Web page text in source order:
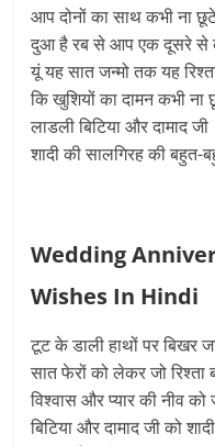
आप दोनों का साथ कभी ना
दुआ है रब से आप एक दूसरे से
यूं यह सात जन्मो तक यह
कि खुशियों का दामन कभी ना
लाडली बिटिया और दामाद जी
शादी की सालगिरह की बहुत-
Wedding
Wishes In Hindi
टूट के डाली हाथों पर बिखर
सात फेरों को लेकर जो
विश्वास और प्यार की नीव
बिटिया और दामाद जी को